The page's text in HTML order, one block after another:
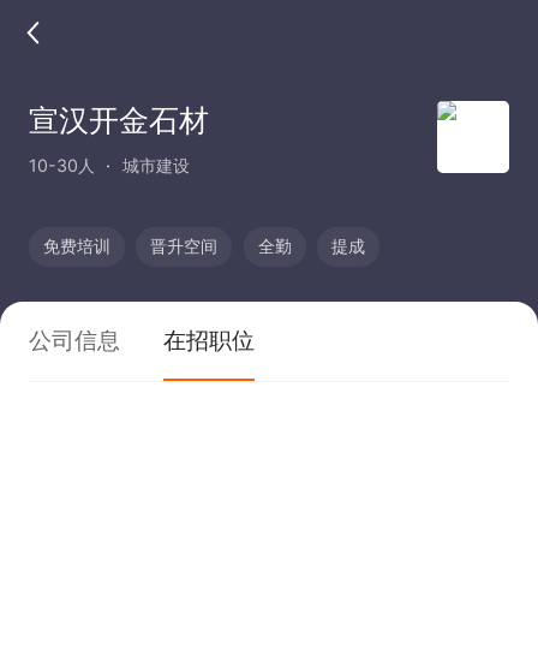
宣汉开金石材
10-30人 城市建设
免费培训 晋升空间 全勤 提成
公司信息 在招职位